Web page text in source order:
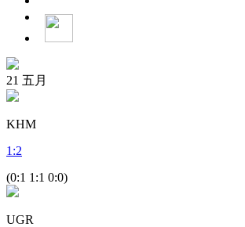
21 五月
KHM
1 :2
(0:1 1:1 0:0)
UGR